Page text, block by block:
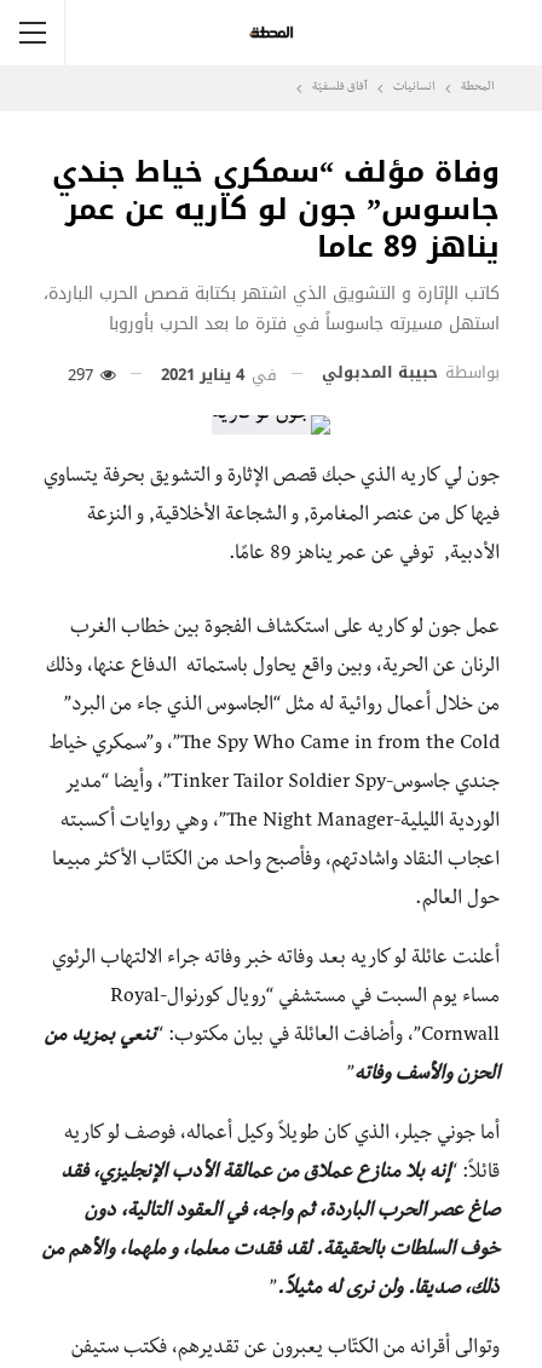
المحطة انسانيات آفاق فلسفيّة‎
وفاة مؤلف “سمكري خياط جندي
جاسوس” جون لو كاريه عن عمر
يناهز 89 عاما
كاتب الإثارة و التشويق الذي اشتهر بكتابة قصص الحرب الباردة،
استهل مسيرته جاسوساً في فترة ما بعد الحرب بأوروبا
بواسطة حبيبة المدبولي في 4 يناير 2021
جون لي كاريه الذي حبك قصص الإثارة و التشويق بحرفة يتساوي
فيها كل من عنصر المغامرة, و الشجاعة الأخلاقية, و النزعة
الأدبية, توفي عن عمر يناهز 89 عامًا.
عمل جون لو كاريه على استكشاف الفجوة بين خطاب الغرب
الرنان عن الحرية، وبين واقع يحاول باستماته الدفاع عنها، وذلك
من خلال أعمال روائية له مثل “الجاسوس الذي جاء من البرد”
The Spy Who Came in from the Cold”، و”سمكري خياط
جندي جاسوس-Tinker Tailor Soldier Spy”، وأيضا “مدير
الوردية الليلية-The Night Manager”، وهي روايات أكسبته
اعجاب النقاد واشادتهم، وفأصبح واحد من الكتّاب الأكثر مبيعا
حول العالم.
أعلنت عائلة لو كاريه بعد وفاته خبر وفاته جراء الالتهاب الرئوي
مساء يوم السبت في مستشفي “رويال كورنوال-Royal
Cornwall”، وأضافت العائلة في بيان مكتوب: “
ننعي بمزيد من
الحزن والأسف وفاته”
أما جوني جيلر، الذي كان طويلاً وكيل أعماله، فوصف لو كاريه
قائلاً: “إنه بلا منازع عملاق من عمالقة الأدب الإنجليزي، فقد
صاغ عصر الحرب الباردة، ثم واجه، في العقود التالية، دون
خوف السلطات بالحقيقة. لقد فقدت معلما، و ملهما، والأهم من
ذلك، صديقا. ولن نرى له مثيلاً.”
وتوالى أقرانه من الكتّاب يعبرون عن تقديرهم، فكتب ستيفن